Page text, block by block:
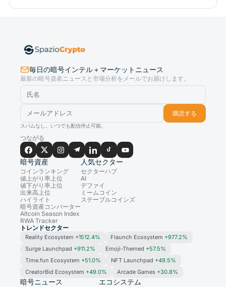
毎日の暗号インテル＋マーケットニュース
最新の暗号資産ニュースと市場分析をメールでお届けします。
購読する
スパムなし。いつでも配信停止可能。
つながる
暗号資産
コインランキング
値上がり率上位
値下がり率上位
出来高上位
ハイライト
暗号資産コンバーター
Altcoin Season Index
RWA Tracker
人気セクター
セクターハブ
AI
デファイ
ミームコイン
ステーブルコインズ
トレンドセクター
Reality Ecosystem +1512.4% Flaunch Ecosystem +977.2%
Surge Launchpad +911.2% Emoji-Themed +57.5%
Time.fun Ecosystem +51.0% NFT Launchpad +49.5%
CreatorBid Ecosystem +49.0% Arcade Games +30.8%
暗号ニュース エコシステム